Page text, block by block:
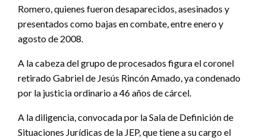
Romero, quienes fueron desaparecidos, asesinados y
presentados como bajas en combate, entre enero y
agosto de 2008.
A la cabeza del grupo de procesados figura el coronel
retirado Gabriel de Jesús Rincón Amado, ya condenado
por la justicia ordinario a 46 años de cárcel.
A la diligencia, convocada por la Sala de Definición de
Situaciones Jurídicas de la JEP, que tiene a su cargo el